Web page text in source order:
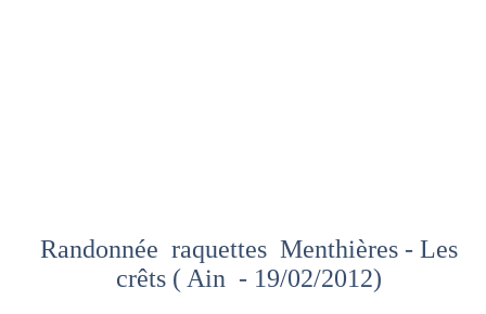
Randonnée raquettes Menthières - Les
crêts ( Ain - 19/02/2012)